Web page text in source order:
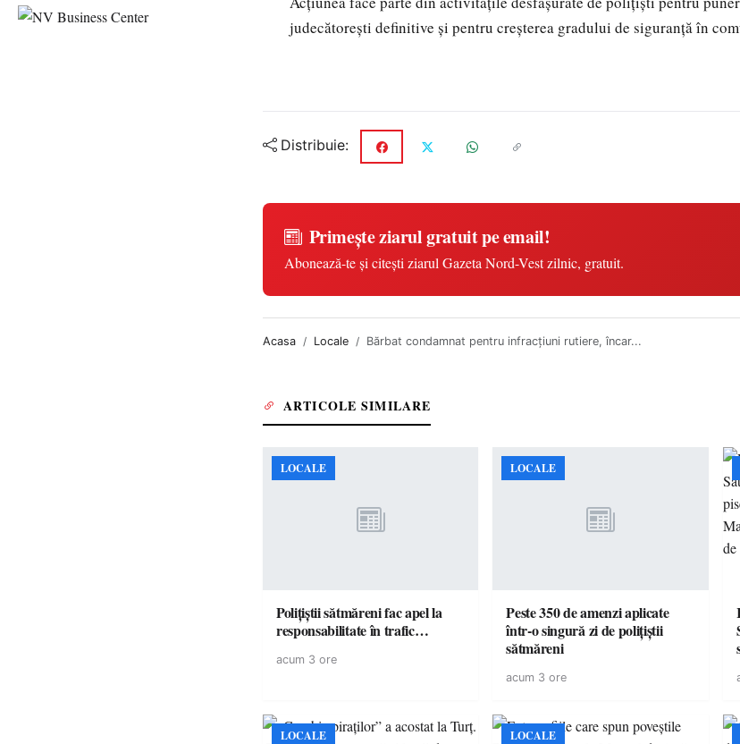
judecătorești definitive și pentru creșterea gradului de siguranță în
Distribuie:
Primește ziarul gratuit pe email!
Abonează-te și citești ziarul Gazeta Nord-Vest zilnic, gratuit.
Acasa Locale Bărbat condamnat pentru infracțiuni rutiere, încar...
ARTICOLE SIMILARE
LOCALE
Polițiștii sătmăreni fac apel la
responsabilitate în trafic…
acum 3 ore
LOCALE
Peste 350 de amenzi aplicate
într-o singură zi de polițiștii
sătmăreni
acum 3 ore
LOCALE LOCALE